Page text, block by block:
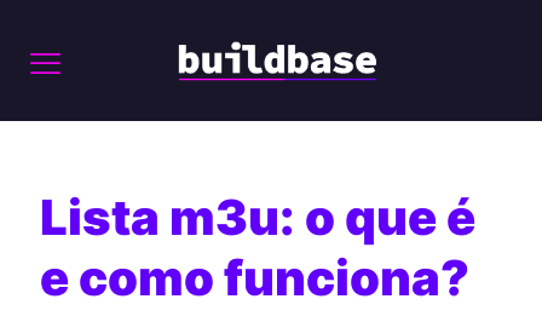
Lista m3u: o que é
e como funciona?